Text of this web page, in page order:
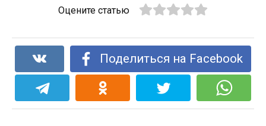
Оцените статью
Поделиться на Facebook